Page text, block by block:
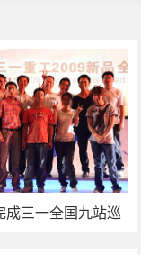
动策划
广州活动策
成三一全国九站巡